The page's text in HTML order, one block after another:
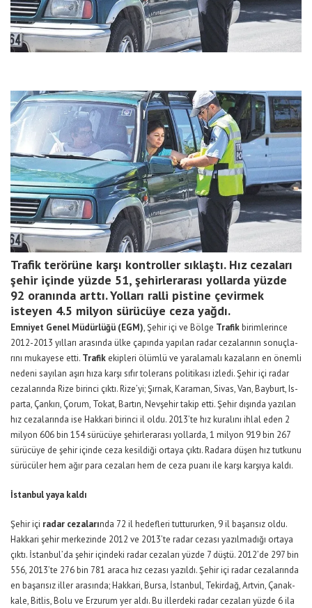
Trafik terörüne karşı kontroller sıklaştı. Hız cezaları
şehir içinde yüzde 51, şehirlerarası yollarda yüzde
92 oranında arttı. Yolları ralli pistine çevirmek
isteyen 4.5 milyon sürücüye ceza yağdı.
Em­ni­yet Ge­nel Mü­dür­lü­ğü (EGM), Şe­hir içi ve Böl­ge Tra­fikbi­rim­le­rin­ce
2012-2013 yıl­la­rı ara­sın­da ül­ke ça­pın­da ya­pı­lan ra­dar ce­za­la­rı­nın so­nuç­la­
rı­nı mu­ka­ye­se et­ti. Tra­fik ekip­le­ri ölüm­lü ve ya­ra­la­ma­lı ka­za­la­rın en önem­li
ne­de­ni sa­yı­lan aşı­rı hı­za kar­şı sı­fır to­le­rans po­li­ti­ka­sı iz­le­di. Şe­hir içi ra­dar
ce­za­la­rın­da Ri­ze bi­rin­ci çık­tı. Ri­ze­’yi; Şır­nak, Ka­ra­man, Si­vas, Van, Bay­burt, Is­
par­ta, Çan­kı­rı, Ço­rum, To­kat, Bar­tın, Nev­şe­hir ta­kip et­ti. Şe­hir dı­şın­da ya­zı­lan
hız ce­za­la­rın­da ise Hak­ka­ri bi­rin­ci il ol­du. 2013’te hız ku­ra­lı­nı ih­lal eden 2
mil­yon 606 bin 154 sü­rü­cü­ye şe­hir­le­ra­ra­sı yol­lar­da, 1 mil­yon 919 bin 267
sü­rü­cü­ye de şe­hir için­de ce­za ke­sil­di­ği or­ta­ya çık­tı. Ra­da­ra dü­şen hız tut­ku­nu
sü­rü­cü­ler hem ağır pa­ra ce­za­la­rı hem de ce­za pua­nı ile kar­şı kar­şı­ya kal­dı.
İstanbul yaya kaldı
Şe­hir içi ra­dar ce­za­la­rın­da 72 il he­def­le­ri tut­tu­rur­ken, 9 il ba­şa­rı­sız ol­du.
Hak­ka­ri şe­hir mer­ke­zin­de 2012 ve 2013’te ra­dar ce­za­sı ya­zıl­ma­dı­ğı or­ta­ya
çık­tı. İs­tan­bu­l’­da şe­hir için­de­ki ra­dar ce­za­la­rı yüz­de 7 düş­tü. 2012’de 297 bin
556, 2013’te 276 bin 781 ara­ca hız ce­za­sı ya­zıl­dı. Şe­hir içi ra­dar ce­za­la­rın­da
en ba­şa­rı­sız il­ler ara­sın­da; Hak­ka­ri, Bur­sa, İs­tan­bul, Te­kir­dağ, Art­vin, Ça­nak­
ka­le, Bit­lis, Bo­lu ve Er­zu­rum yer al­dı. Bu il­ler­de­ki ra­dar ce­za­la­rı yüz­de 6 ila